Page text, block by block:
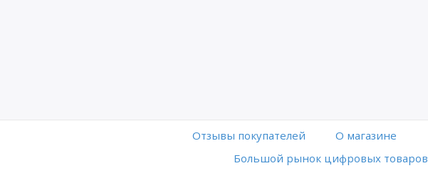
Отзывы покупателей O магазине
Большой рынок цифровых товаров